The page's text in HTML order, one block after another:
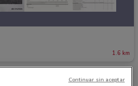
1.6 km
Continuar sin aceptar